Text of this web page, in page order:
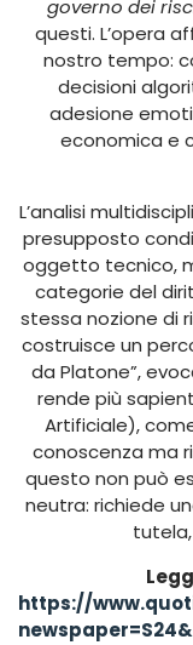
governo dei
questi. L’opera
nostro tempo:
decisioni
adesione
economica e
L’analisi
presupposto
oggetto tecnico,
categorie del
stessa nozione di
costruisce un
da Platone”,
rende più
Artificiale),
conoscenza ma
questo non può
neutra: richiede
https://